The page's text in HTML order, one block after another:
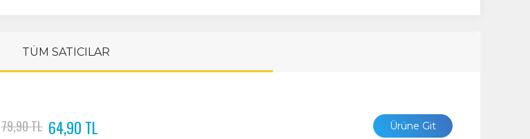
TÜM SATICILAR
79,90 TL 64,90 TL Ürüne Git